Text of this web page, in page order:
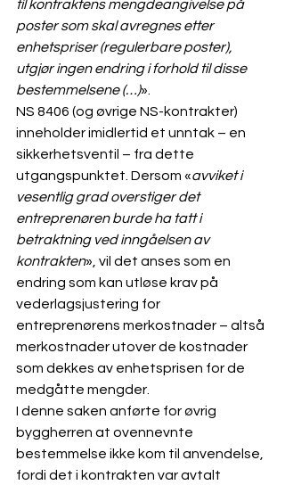
til kontraktens mengdeangivelse på
poster som skal avregnes etter
enhetspriser (regulerbare poster),
utgjør ingen endring i forhold til disse
bestemmelsene (…)».
NS 8406 (og øvrige NS-kontrakter)
inneholder imidlertid et unntak – en
sikkerhetsventil – fra dette
utgangspunktet. Dersom «avviket i
vesentlig grad overstiger det
entreprenøren burde ha tatt i
betraktning ved inngåelsen av
kontrakten», vil det anses som en
endring som kan utløse krav på
vederlagsjustering for
entreprenørens merkostnader – altså
merkostnader utover de kostnader
som dekkes av enhetsprisen for de
medgåtte mengder.
I denne saken anførte for øvrig
byggherren at ovennevnte
bestemmelse ikke kom til anvendelse,
fordi det i kontrakten var avtalt